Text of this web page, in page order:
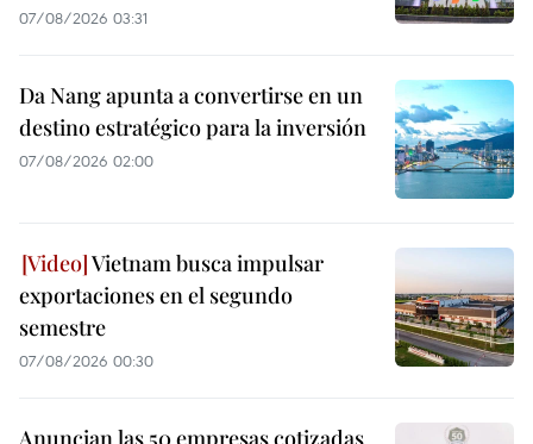
07/08/2026 03:31
Da Nang apunta a convertirse en un
destino estratégico para la inversión
07/08/2026 02:00
Vietnam busca impulsar
exportaciones en el segundo
semestre
07/08/2026 00:30
Anuncian las 50 empresas cotizadas